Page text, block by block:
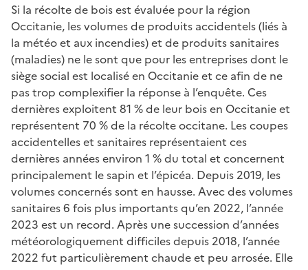
Si la récolte de bois est évaluée pour la région
Occitanie, les volumes de produits accidentels (liés à
la météo et aux incendies) et de produits sanitaires
(maladies) ne le sont que pour les entreprises dont le
siège social est localisé en Occitanie et ce afin de ne
pas trop complexifier la réponse à l’enquête. Ces
dernières exploitent 81 % de leur bois en Occitanie et
représentent 70 % de la récolte occitane. Les coupes
accidentelles et sanitaires représentaient ces
dernières années environ 1 % du total et concernent
principalement le sapin et l’épicéa. Depuis 2019, les
volumes concernés sont en hausse. Avec des volumes
sanitaires 6 fois plus importants qu’en 2022, l’année
2023 est un record. Après une succession d’années
météorologiquement difficiles depuis 2018, l’année
2022 fut particulièrement chaude et peu arrosée. Elle